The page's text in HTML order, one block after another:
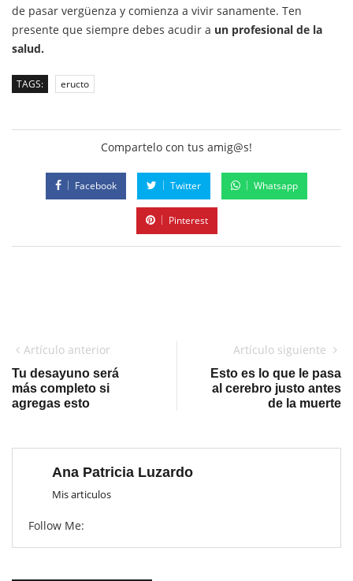
de pasar vergüenza y comienza a vivir sanamente. Ten
presente que siempre debes acudir a un profesional de la
salud.
TAGS: eructo
Compartelo con tus amig@s!
Facebook Twitter Whatsapp
Pinterest
Artículo anterior
Tu desayuno será
más completo si
agregas esto
Artículo siguiente
Esto es lo que le pasa
al cerebro justo antes
de la muerte
Ana Patricia Luzardo
Mis articulos
Follow Me: